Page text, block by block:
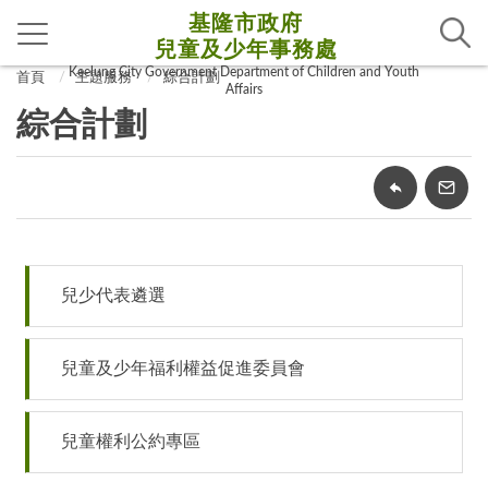
基隆市政府
兒童及少年事務處
Keelung City Government Department of Children and Youth
Affairs
首頁 主題服務 綜合計劃
綜合計劃
兒少代表遴選
兒童及少年福利權益促進委員會
兒童權利公約專區